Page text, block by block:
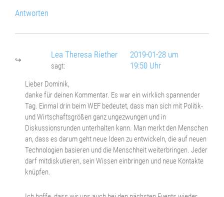
Antworten
Lea Theresa Riether
sagt:
2019-01-28 um
19:50 Uhr
Lieber Dominik,
danke für deinen Kommentar. Es war ein wirklich spannender
Tag. Einmal drin beim WEF bedeutet, dass man sich mit Politik-
und Wirtschaftsgrößen ganz ungezwungen und in
Diskussionsrunden unterhalten kann. Man merkt den Menschen
an, dass es darum geht neue Ideen zu entwickeln, die auf neuen
Technologien basieren und die Menschheit weiterbringen. Jeder
darf mitdiskutieren, sein Wissen einbringen und neue Kontakte
knüpfen.